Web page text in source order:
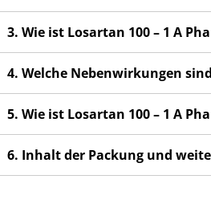
3. Wie ist Losartan 100 – 1 A
4. Welche Nebenwirkungen
5. Wie ist Losartan 100 – 1 A
6. Inhalt der Packung und